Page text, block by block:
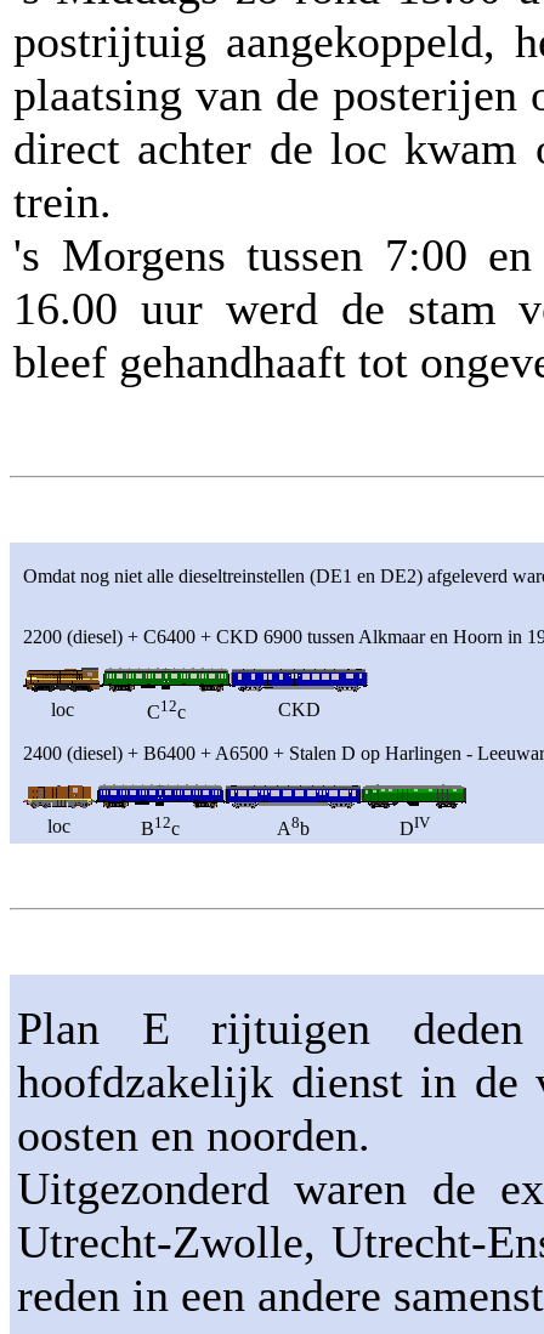
postrijtuig aangekoppeld,
plaatsing van de
direct achter de loc kwam
trein.
's Morgens tussen 7:00
16.00 uur werd de stam
bleef gehandhaaft tot
Omdat nog niet alle dieseltreinstellen (DE1 en DE2) afgeleverd
2200 (diesel) + C6400 + CKD 6900 tussen Alkmaar en Hoorn in
loc C12c CKD
2400 (diesel) + B6400 + A6500 + Stalen D op Harlingen -
loc B12c A8b DIV
Plan E rijtuigen deden
hoofdzakelijk dienst in de
oosten en noorden.
Uitgezonderd waren de
Utrecht-Zwolle, Utrecht-
reden in een andere